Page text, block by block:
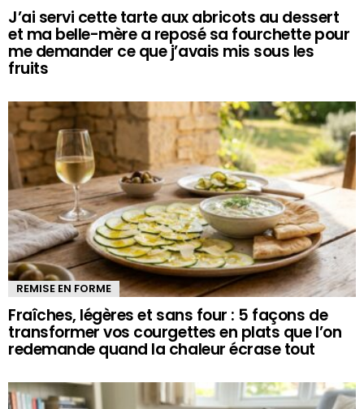
J’ai servi cette tarte aux abricots au dessert
et ma belle-mère a reposé sa fourchette pour
me demander ce que j’avais mis sous les
fruits
REMISE EN FORME
Fraîches, légères et sans four : 5 façons de
transformer vos courgettes en plats que l’on
redemande quand la chaleur écrase tout